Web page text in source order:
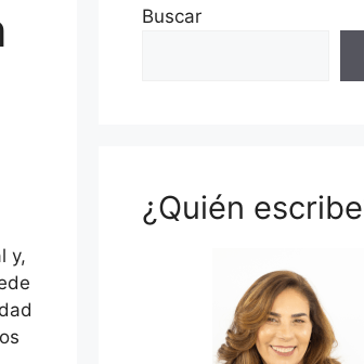
y,
Buscar
¿Quién